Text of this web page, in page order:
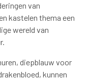
van
kastelen thema een
wereld van
diepblauw voor
kunnen